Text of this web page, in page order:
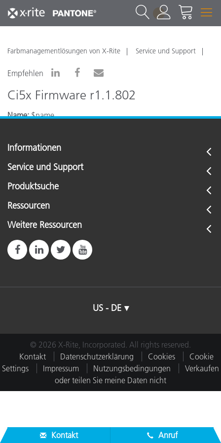
1
Farbmanagementlösungen von X-Rite Service und Support
Empfehlen
Ci5x Firmware r1.1.802
Name:$name
Informationen
Service und Support
Produktsuche
Ressourcen
Weitere Ressourcen
US - DE
© 2026 X-Rite, Incorporated. All rights reserved.
Kontakt
Datenschutzerklärung Cookies
Cookie
Settings
Impressum Nutzungsbedingungen
Verkaufen
oder teilen Sie meine Daten nicht
Kontakt Anruf